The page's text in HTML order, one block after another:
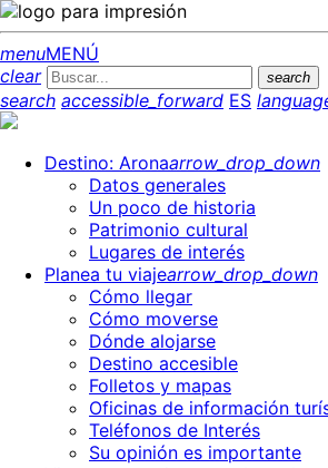
menuMENÚ
clear
search
search accessible_forward ES
Destino: Aronaarrow_drop_down
Datos generales
Un poco de historia
Patrimonio cultural
Lugares de interés
Planea tu viajearrow_drop_down
Cómo llegar
Cómo moverse
Dónde alojarse
Destino accesible
Folletos y mapas
Oficinas de información
Teléfonos de Interés
Su opinión es importante